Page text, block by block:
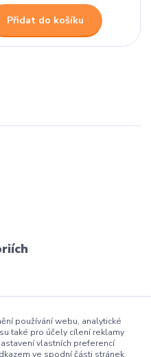
Přidat do košíku
používání webu, analytické
také pro účely cílení reklamy
vlastních preferencí
ve spodní části stránek.